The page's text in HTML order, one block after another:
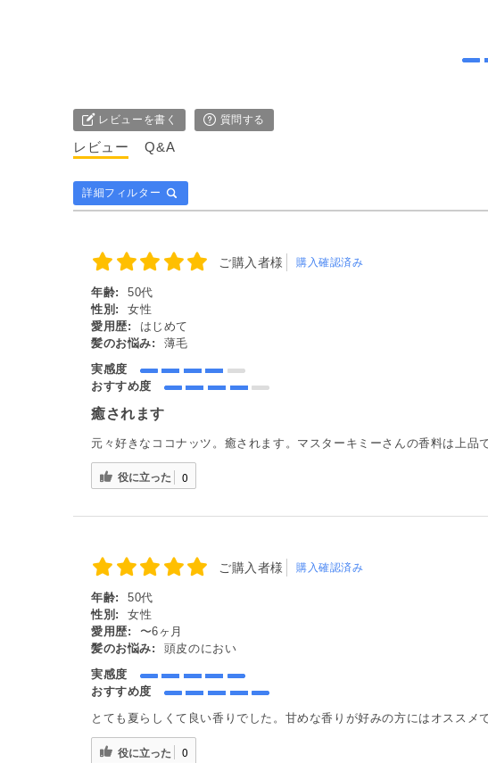
レビューを書く 質問する
レビュー Q&A
詳細フィルター
ご購入者様 購入確認済み
年齢:
50代
性別:
女性
愛用歴:
はじめて
髪のお悩み:
薄毛
実感度
おすすめ度
癒されます
元々好きなココナッツ。癒されます。マスターキミーさんの香料は上品
役に立った 0
ご購入者様 購入確認済み
年齢:
50代
性別:
女性
愛用歴:
〜6ヶ月
髪のお悩み:
頭皮のにおい
実感度
おすすめ度
とても夏らしくて良い香りでした。甘めな香りが好みの方にはオススメ
役に立った 0